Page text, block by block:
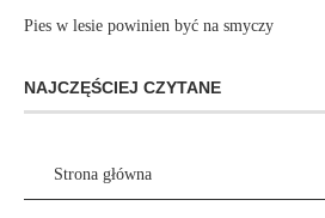
Pies w lesie powinien być na smyczy
NAJCZĘŚCIEJ CZYTANE
Strona główna